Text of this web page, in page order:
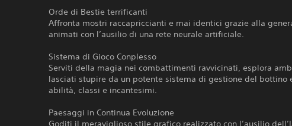
Orde di Bestie terrificanti
Affronta mostri raccapriccianti e mai identici grazie alla
animati con l’ausilio di una rete neurale artificiale.
Sistema di Gioco Conplesso
Serviti della magia nei combattimenti ravvicinati, esplora
lasciati stupire da un potente sistema di gestione del bottino
abilità, classi e incantesimi.
Paesaggi in Continua Evoluzione
Goditi il meraviglioso stile grafico realizzato con l’ausilio